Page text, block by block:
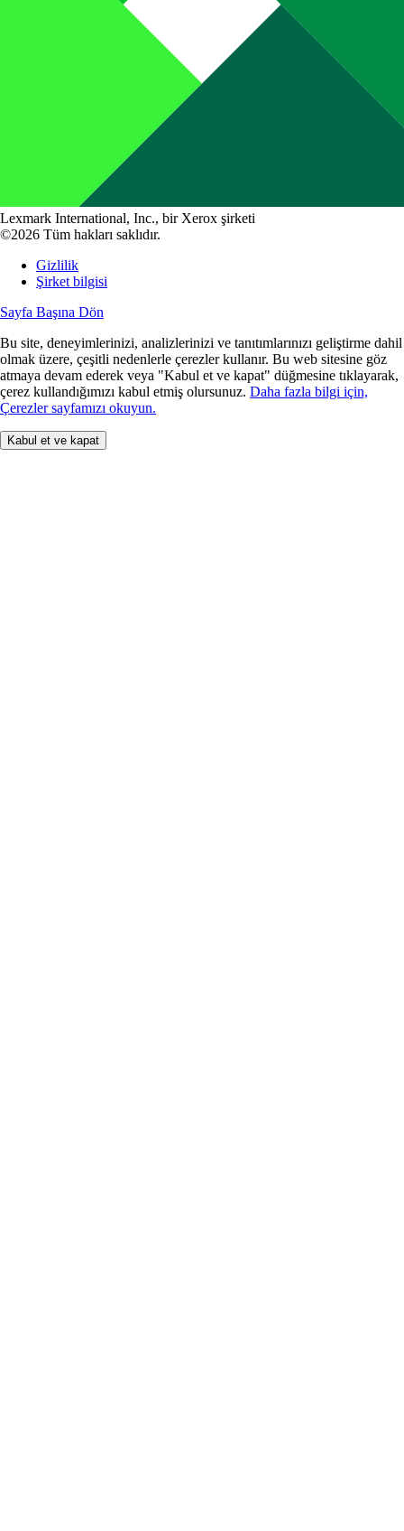
Lexmark International, Inc., bir Xerox şirketi
©2026 Tüm hakları saklıdır.
Gizlilik
Şirket bilgisi
Sayfa Başına Dön
Bu site, deneyimlerinizi, analizlerinizi ve tanıtımlarınızı geliştirme dahil
olmak üzere, çeşitli nedenlerle çerezler kullanır. Bu web sitesine göz
atmaya devam ederek veya "Kabul et ve kapat" düğmesine tıklayarak,
çerez kullandığımızı kabul etmiş olursunuz. Daha fazla bilgi için,
Çerezler sayfamızı okuyun.
Kabul et ve kapat